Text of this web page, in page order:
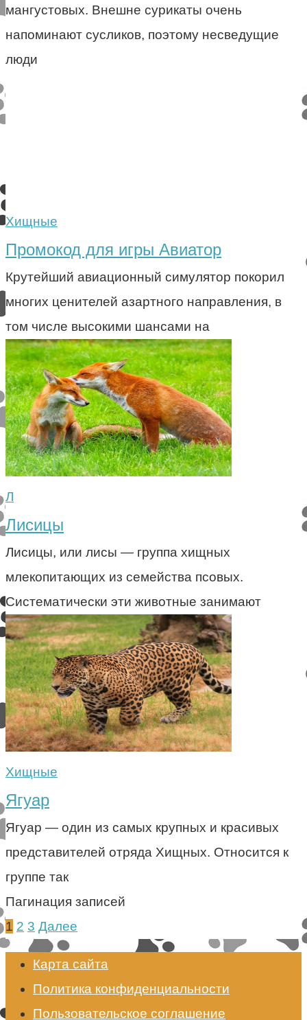
мангустовых. Внешне сурикаты очень
напоминают сусликов, поэтому несведущие
люди
Хищные
Промокод для игры Авиатор
Крутейший авиационный симулятор покорил
многих ценителей азартного направления, в
том числе высокими шансами на
Л
Лисицы
Лисицы, или лисы — группа хищных
млекопитающих из семейства псовых.
Систематически эти животные занимают
Хищные
Ягуар
Ягуар — один из самых крупных и красивых
представителей отряда Хищных. Относится к
группе так
Пагинация записей
1 2 3 Далее
Карта сайта
Политика конфиденциальности
Пользовательское соглашение